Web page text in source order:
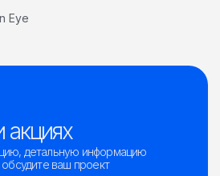
Eye
акциях
детальную информацию
обсудите ваш проект